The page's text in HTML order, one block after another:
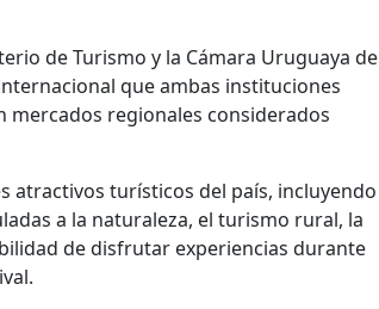
de Turismo y la Cámara Uruguaya de
que ambas instituciones
mercados regionales considerados
atractivos turísticos del país, incluyendo
a la naturaleza, el turismo rural, la
de disfrutar experiencias durante